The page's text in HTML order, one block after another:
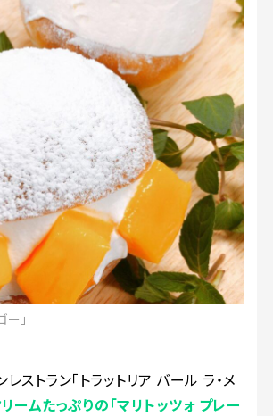
ー」
ストラン「トラットリア バール ラ・メ
ームたっぷりの「マリトッツォ プレー